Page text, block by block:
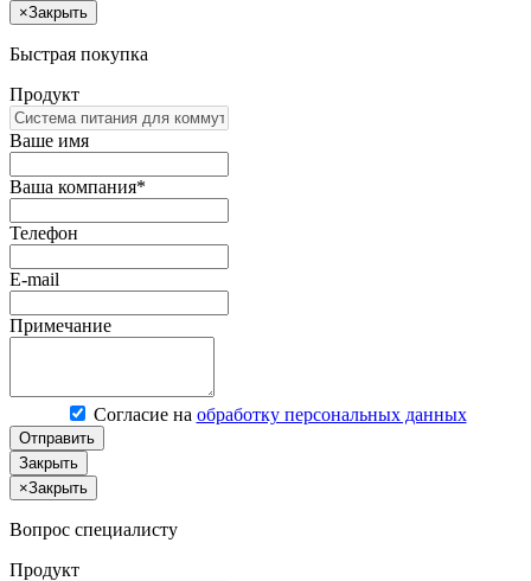
×Закрыть
Быстрая покупка
Продукт
Ваше имя
Ваша компания*
Телефон
E-mail
Примечание
Согласие на обработку персональных данных
Отправить
Закрыть
×Закрыть
Вопрос специалисту
Продукт